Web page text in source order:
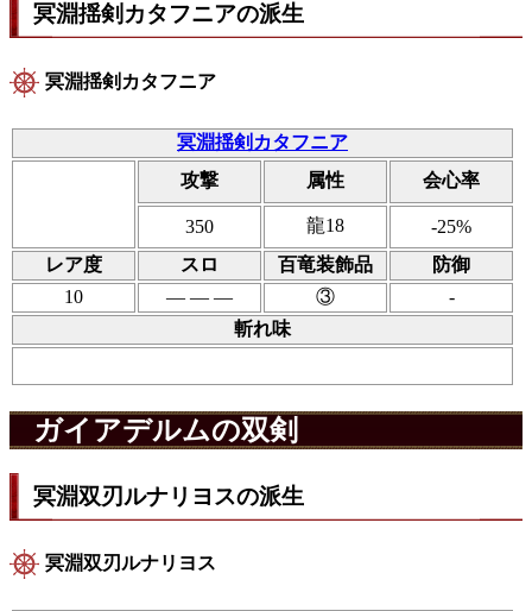
冥淵揺剣カタフニアの派生
冥淵揺剣カタフニア
冥淵揺剣カタフニア
攻撃
属性 会心率
350 龍18
-25%
レア度
スロ 百竜装飾品
防御
10
― ― ― ③
-
斬れ味
ガイアデルムの双剣
冥淵双刃ルナリヨスの派生
冥淵双刃ルナリヨス